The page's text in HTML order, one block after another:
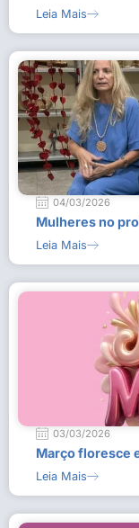
Leia Mais
04/03/2026
Mulheres no
Leia Mais
03/03/2026
Março floresce
Leia Mais